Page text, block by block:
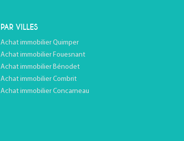
PAR VILLES
Achat immobilier Quimper
Achat immobilier Fouesnant
Achat immobilier Bénodet
Achat immobilier Combrit
Achat immobilier Concarneau